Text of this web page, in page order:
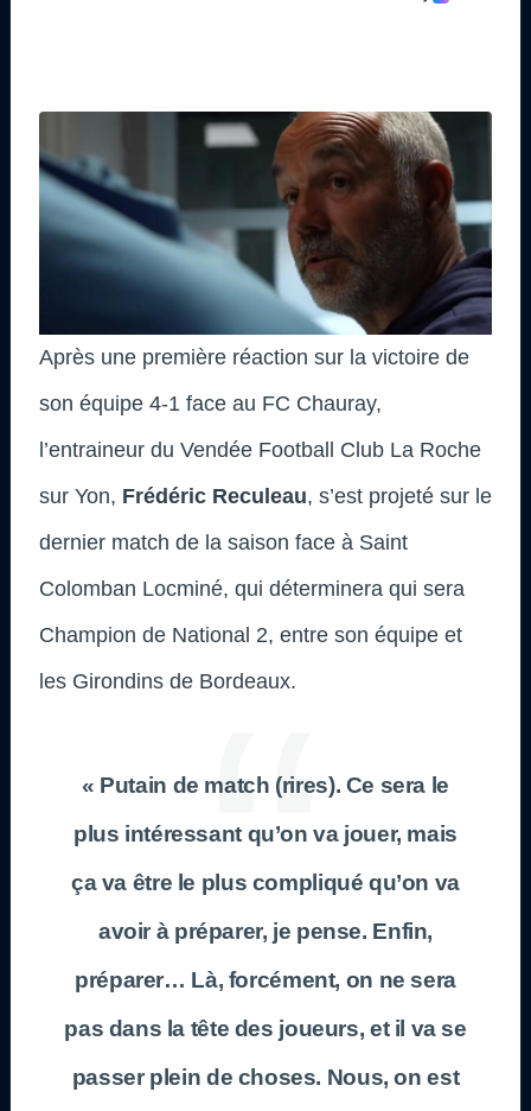
Après une première réaction sur la victoire de
son équipe 4-1 face au FC Chauray,
l’entraineur du Vendée Football Club La Roche
sur Yon, Frédéric Reculeau, s’est projeté sur le
dernier match de la saison face à Saint
Colomban Locminé, qui déterminera qui sera
Champion de National 2, entre son équipe et
les Girondins de Bordeaux.
« Putain de match (rires). Ce sera le
plus intéressant qu’on va jouer, mais
ça va être le plus compliqué qu’on va
avoir à préparer, je pense. Enfin,
préparer… Là, forcément, on ne sera
pas dans la tête des joueurs, et il va se
passer plein de choses. Nous, on est